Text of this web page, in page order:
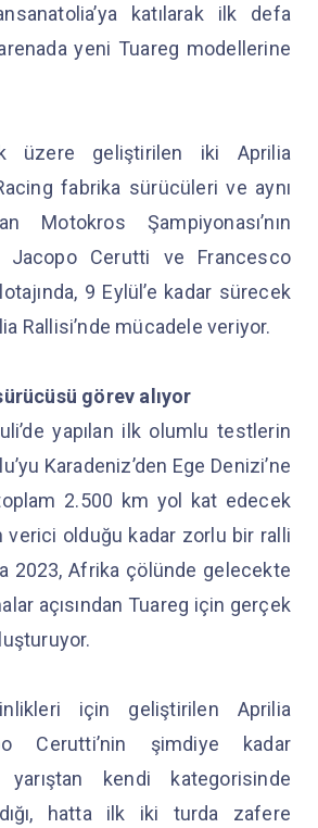
katılarak ilk defa
yeni Tuareg modellerine
üzere geliştirilen iki Aprilia
fabrika sürücüleri ve aynı
Motokros Şampiyonası’nın
Jacopo Cerutti ve Francesco
9 Eylül’e kadar sürecek
Rallisi’nde mücadele veriyor.
görev alıyor
yapılan ilk olumlu testlerin
Karadeniz’den Ege Denizi’ne
2.500 km yol kat edecek
verici olduğu kadar zorlu bir ralli
2023, Afrika çölünde gelecekte
açısından Tuareg için gerçek
için geliştirilen Aprilia
Cerutti’nin şimdiye kadar
kendi kategorisinde
hatta ilk iki turda zafere